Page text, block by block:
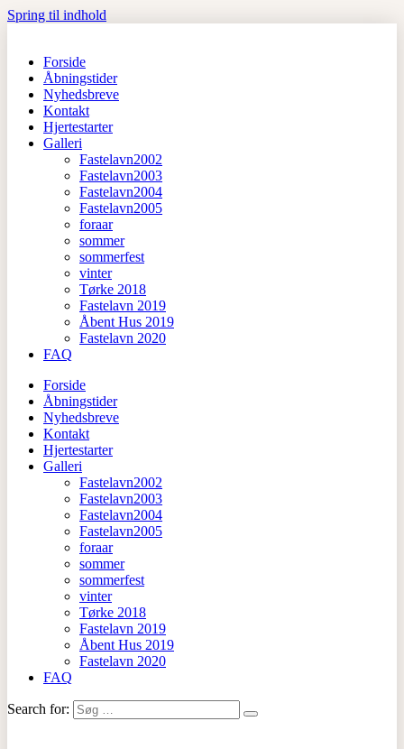
Spring til indhold
Forside
Åbningstider
Nyhedsbreve
Kontakt
Hjertestarter
Galleri
Fastelavn2002
Fastelavn2003
Fastelavn2004
Fastelavn2005
foraar
sommer
sommerfest
vinter
Tørke 2018
Fastelavn 2019
Åbent Hus 2019
Fastelavn 2020
FAQ
Forside
Åbningstider
Nyhedsbreve
Kontakt
Hjertestarter
Galleri
Fastelavn2002
Fastelavn2003
Fastelavn2004
Fastelavn2005
foraar
sommer
sommerfest
vinter
Tørke 2018
Fastelavn 2019
Åbent Hus 2019
Fastelavn 2020
FAQ
Search for: